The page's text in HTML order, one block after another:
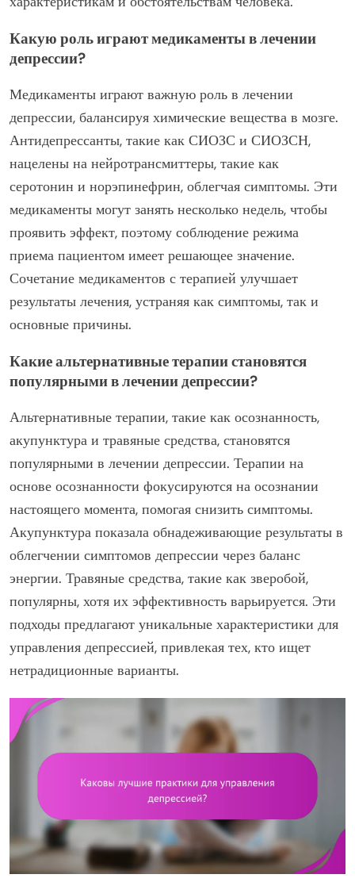
Какую роль играют медикаменты в лечении
депрессии?
Медикаменты играют важную роль в лечении
депрессии, балансируя химические вещества в мозге.
Антидепрессанты, такие как СИОЗС и СИОЗСН,
нацелены на нейротрансмиттеры, такие как
серотонин и норэпинефрин, облегчая симптомы. Эти
медикаменты могут занять несколько недель, чтобы
проявить эффект, поэтому соблюдение режима
приема пациентом имеет решающее значение.
Сочетание медикаментов с терапией улучшает
результаты лечения, устраняя как симптомы, так и
основные причины.
Какие альтернативные терапии становятся
популярными в лечении депрессии?
Альтернативные терапии, такие как осознанность,
акупунктура и травяные средства, становятся
популярными в лечении депрессии. Терапии на
основе осознанности фокусируются на осознании
настоящего момента, помогая снизить симптомы.
Акупунктура показала обнадеживающие результаты в
облегчении симптомов депрессии через баланс
энергии. Травяные средства, такие как зверобой,
популярны, хотя их эффективность варьируется. Эти
подходы предлагают уникальные характеристики для
управления депрессией, привлекая тех, кто ищет
нетрадиционные варианты.